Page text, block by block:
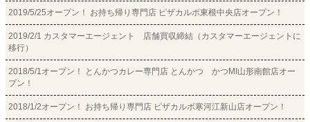
2019/5/25オープン！ お持ち帰り専門店 ピザカルボ東根中央店オープン！
2019/2/1 カスタマーエージェント 店舗買収締結（カスタマーエージェントに
移行）
2018/5/1オープン！ とんかつカレー専門店 とんかつ かつMI山形南館店オー
プン！
2018/1/2オープン！ お持ち帰り専門店 ピザカルボ寒河江新山店オープン！